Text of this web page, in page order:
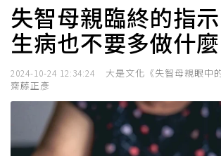
失智母親臨終的指
生病也不要多做什麼
2024-10-24 12:34:24
大是文化《失智母親眼中
齋藤正彥